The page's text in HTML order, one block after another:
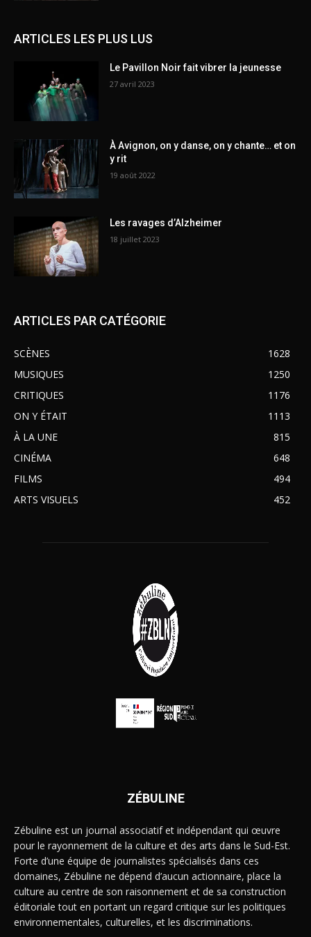
ARTICLES LES PLUS LUS
Le Pavillon Noir fait vibrer la jeunesse
27 avril 2023
À Avignon, on y danse, on y chante… et on
y rit
19 août 2022
Les ravages d’Alzheimer
18 juillet 2023
ARTICLES PAR CATÉGORIE
SCÈNES
1628
MUSIQUES
1250
CRITIQUES
1176
ON Y ÉTAIT
1113
À LA UNE
815
CINÉMA
648
FILMS
494
ARTS VISUELS
452
ZÉBULINE
Zébuline est un journal associatif et indépendant qui œuvre
pour le rayonnement de la culture et des arts dans le Sud-Est.
Forte d’une équipe de journalistes spécialisés dans ces
domaines, Zébuline ne dépend d’aucun actionnaire, place la
culture au centre de son raisonnement et de sa construction
éditoriale tout en portant un regard critique sur les politiques
environnementales, culturelles, et les discriminations.